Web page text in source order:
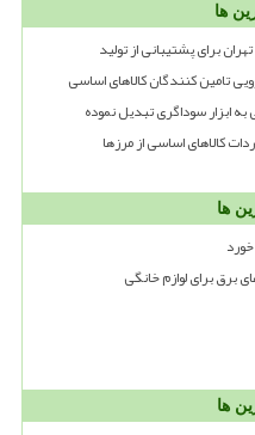
ها
برای پشتیبانی از تولید
ابزار سوداگری تبدیل نموده
ها
برق برای لوازم خانگی
ها